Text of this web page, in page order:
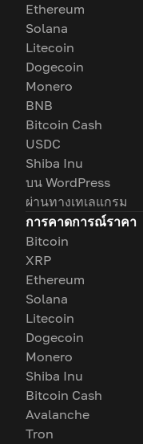
Ethereum
Solana
Litecoin
Dogecoin
Monero
BNB
Bitcoin Cash
USDC
Shiba Inu
บน WordPress
ผ่านทางเทเลแกรม
การคาดการณ์ราคา
Bitcoin
XRP
Ethereum
Solana
Litecoin
Dogecoin
Monero
Shiba Inu
Bitcoin Cash
Avalanche
Tron